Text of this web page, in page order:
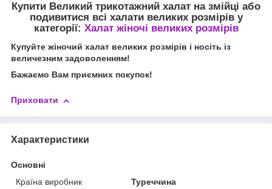
Купити Великий трикотажний халат на змійці або
подивитися всі халати великих розмірів у
категорії: Халат жіночі великих розмірів
Купуйте жіночий халат великих розмірів і носіть із
величезним задоволенням!
Бажаємо Вам приємних покупок!
Приховати
Характеристики
Основні
Країна виробник
Туреччина